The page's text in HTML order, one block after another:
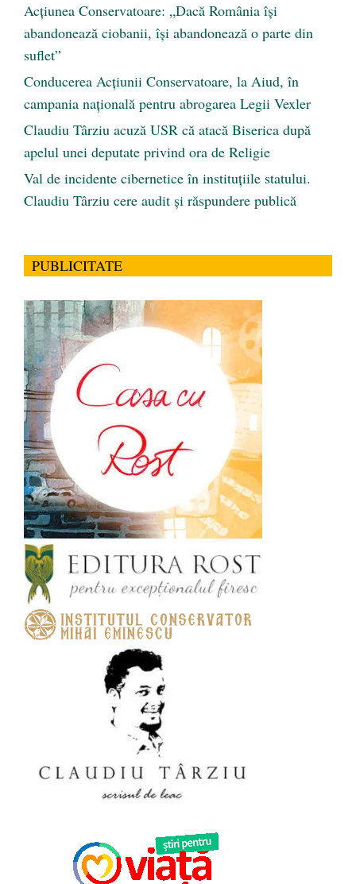
Acțiunea Conservatoare: „Dacă România își
abandonează ciobanii, își abandonează o parte din
suflet”
Conducerea Acțiunii Conservatoare, la Aiud, în
campania națională pentru abrogarea Legii Vexler
Claudiu Târziu acuză USR că atacă Biserica după
apelul unei deputate privind ora de Religie
Val de incidente cibernetice în instituțiile statului.
Claudiu Târziu cere audit și răspundere publică
PUBLICITATE